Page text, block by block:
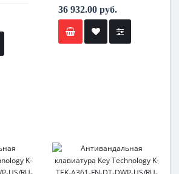
36 932.00 руб.